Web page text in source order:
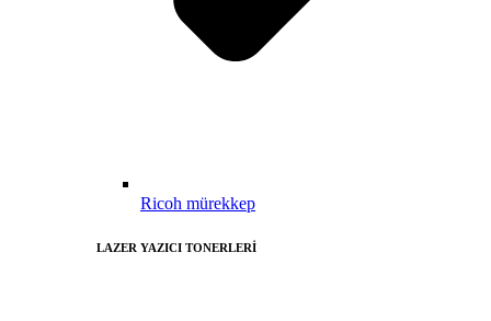
Ricoh mürekkep
LAZER YAZICI TONERLERİ